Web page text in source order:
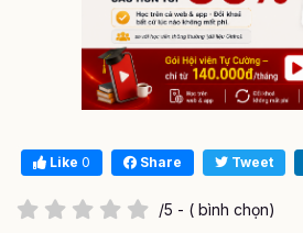
Like 0 Share Tweet
/5 - ( bình chọn)